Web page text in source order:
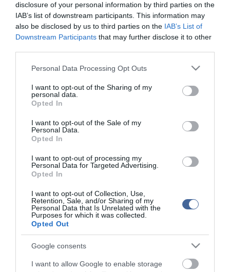
disclosure of your personal information by third parties on the
IAB’s list of downstream participants. This information may
also be disclosed by us to third parties on the IAB’s List of
Downstream Participants that may further disclose it to other
Please note that this website/app uses one or more Google
not limited to your visit or usage behaviour. You may click to
grant or deny consent to Google and its third-party tags to
use your data for below specified purposes in below Google
consent section.
Personal Data Processing Opt Outs
I want to opt-out of the Sharing of my
personal data.
Opted In
I want to opt-out of the Sale of my
Personal Data.
Opted In
I want to opt-out of processing my
Personal Data for Targeted Advertising.
Opted In
I want to opt-out of Collection, Use,
Retention, Sale, and/or Sharing of my
Personal Data that Is Unrelated with the
Purposes for which it was collected.
Opted Out
Google consents
I want to allow Google to enable storage
Több dolgot is tehet a szülő a stressz megkönnyítése
érdekében:
- Tervezze be az iskola meglátogatását. Utazzon, sétáljon el a
gyermek, mit várhat majd egy tipikus iskolai napon.
- Az átszoktatást kezdjük el korábban: írjunk elő korábbi lefekvést,
megváltozott rendet.
- Játsszunk iskolát otthon - különösen, ha van a gyermeknek
szabályokról.
A szülőnek a saját aggodalmaival is meg kell küzdenie.
Nyugodtnak és támogatást nyújtónak kell lennie, azt kell mutatnia:
bízik a csemetében. Ne lássa a gyermek, hogy ő legalább olyan
A szülő nyugalma és magabiztossága a csemetét is megnyugtatja.
Ezen felül az anya és az apa
a tanárokra is számíthat,akik
szintén részt vesznek abban, hogy megkönnyítsék a